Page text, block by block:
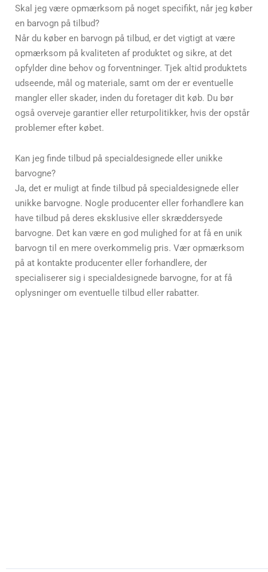
Skal jeg være opmærksom på noget specifikt, når jeg køber
en barvogn på tilbud?
Når du køber en barvogn på tilbud, er det vigtigt at være
opmærksom på kvaliteten af produktet og sikre, at det
opfylder dine behov og forventninger. Tjek altid produktets
udseende, mål og materiale, samt om der er eventuelle
mangler eller skader, inden du foretager dit køb. Du bør
også overveje garantier eller returpolitikker, hvis der opstår
problemer efter købet.
Kan jeg finde tilbud på specialdesignede eller unikke
barvogne?
Ja, det er muligt at finde tilbud på specialdesignede eller
unikke barvogne. Nogle producenter eller forhandlere kan
have tilbud på deres eksklusive eller skræddersyede
barvogne. Det kan være en god mulighed for at få en unik
barvogn til en mere overkommelig pris. Vær opmærksom
på at kontakte producenter eller forhandlere, der
specialiserer sig i specialdesignede barvogne, for at få
oplysninger om eventuelle tilbud eller rabatter.